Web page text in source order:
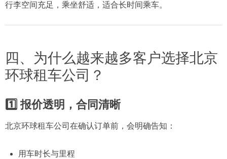
行李空间充足，乘坐舒适，适合长时间乘车。
四、为什么越来越多客户选择北京
环球租车公司？
1️⃣ 报价透明，合同清晰
北京环球租车公司在确认订单前，会明确告知：
用车时长与里程